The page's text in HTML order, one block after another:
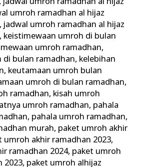
umroh ramadhan al hijaz
, jadwal umroh ramadhan al hijaz
, keistimewaan umroh di bulan
umroh ramadhan,
di bulan ramadhan, kelebihan
, keutamaan umroh bulan
umroh di bulan ramadhan,
ramadhan, kisah umroh
umroh ramadhan, pahala
, pahala umroh ramadhan,
murah, paket umroh akhir
umroh akhir ramadhan 2023,
ramadhan 2024, paket umroh
2023, paket umroh alhijaz